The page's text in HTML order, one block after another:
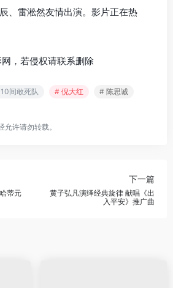
、雷淞然友情出演。影片正在热
，若侵权请联系删除
间敢死队 # 倪大红 # 陈思诚
许请勿转载。
蒂元
下一篇
黄子弘凡演绎经典旋律 献唱《出
入平安》推广曲